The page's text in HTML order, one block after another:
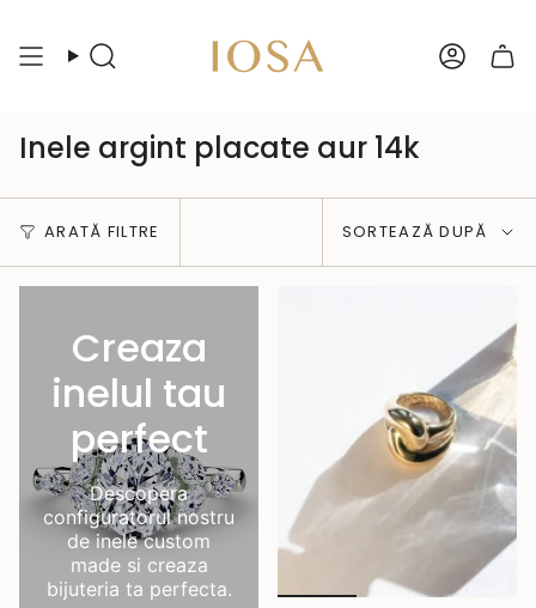
Caută Cont
Inele argint placate aur 14k
ARATĂ FILTRE
Sortează
după
SORTEAZĂ DUPĂ
Creaza
inelul tau
perfect
Descopera
configuratorul nostru
de inele custom
made si creaza
bijuteria ta perfecta.